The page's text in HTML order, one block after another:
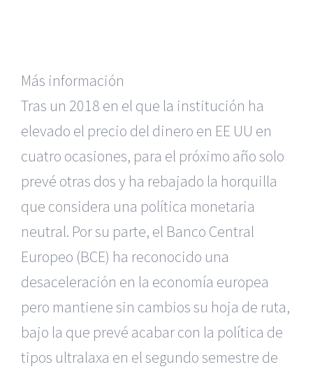
Más información
Tras un 2018 en el que la institución ha
elevado el precio del dinero en EE UU en
cuatro ocasiones, para el próximo año solo
prevé otras dos y ha rebajado la horquilla
que considera una política monetaria
neutral. Por su parte, el Banco Central
Europeo (BCE) ha reconocido una
desaceleración en la economía europea
pero mantiene sin cambios su hoja de ruta,
bajo la que prevé acabar con la política de
tipos ultralaxa en el segundo semestre de